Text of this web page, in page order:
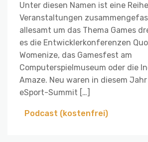
Unter diesen Namen ist eine
Veranstaltungen
allesamt um das Thema Games
es die Entwicklerkonferenzen
Womenize, das Gamesfest am
Computerspielmuseum oder die
Amaze. Neu waren in diesem
eSport-Summit […]
Podcast (kostenfrei)